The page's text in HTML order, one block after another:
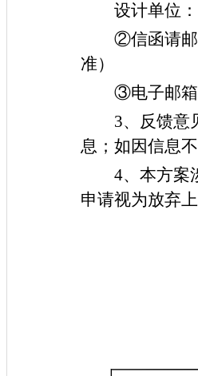
设计单位
②信函请邮
准）
③电子邮箱
3、反馈意
息；如因信息
4、本方案
申请视为放弃上